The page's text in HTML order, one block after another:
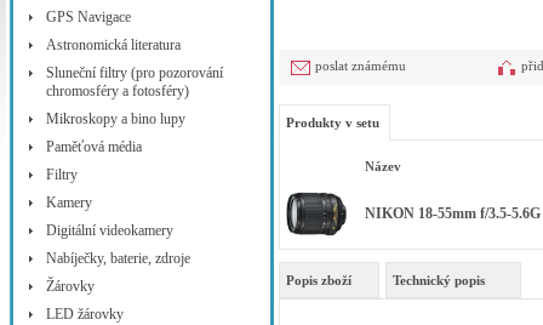
GPS Navigace
Astronomická literatura
Sluneční filtry (pro pozorování
chromosféry a fotosféry)
Mikroskopy a bino lupy
Paměťová média
Filtry
Kamery
Digitální videokamery
Nabíječky, baterie, zdroje
Žárovky
LED žárovky
poslat známému
Produkty v setu
Název
NIKON 18-55mm f/3.5-
Popis zboží Technický popis